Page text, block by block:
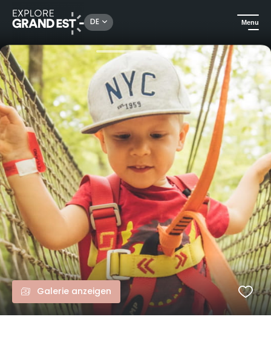
DE Menu
Sehenswertes in der Region Grand Est Pokeyland - Tagespaket & Hochseilgarten-Abenteuer
Galerie anzeigen